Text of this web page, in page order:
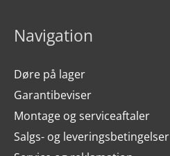
Navigation
Døre på lager
Garantibeviser
Montage og serviceaftaler
Salgs- og leveringsbetingelser